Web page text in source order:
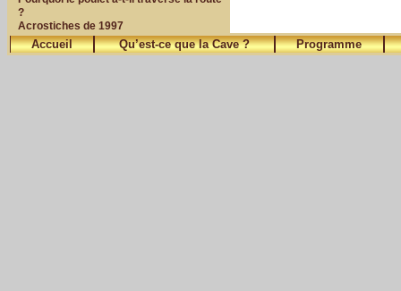
?
Acrostiches de 1997
Accueil Qu’est-ce que la Cave ? Programme